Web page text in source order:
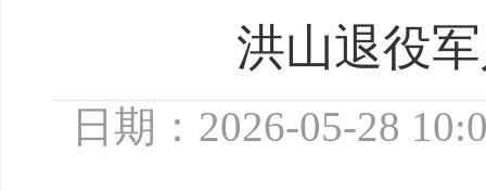
洪山退役
日期：2026-05-28